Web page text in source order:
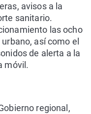
avisos a la
sanitario.
las ocho
así como el
de alerta a la
móvil.
regional,